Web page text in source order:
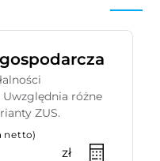
różne
ZUS.
netto)
zł